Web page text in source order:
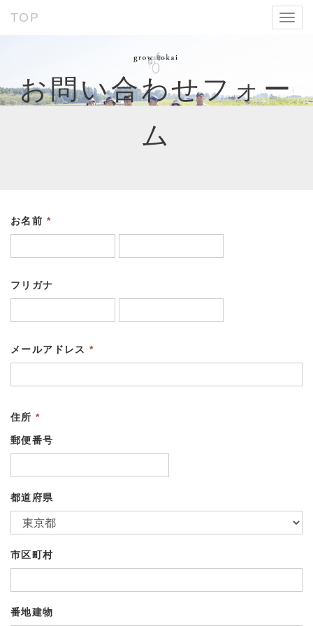
TOP
お問い合わせフォー
ム
お名前 *
フリガナ
メールアドレス*
住所*
郵便番号
都道府県
市区町村
番地建物